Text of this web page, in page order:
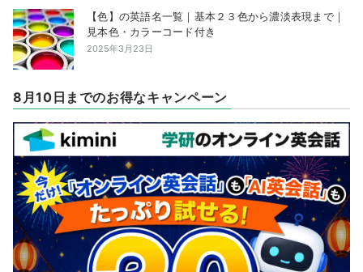
【色】の英語名一覧｜基本２３色から濃淡表現まで｜
見本色・カラーコード付き
2025年3月23日
8月10日までのお得なキャンペーン